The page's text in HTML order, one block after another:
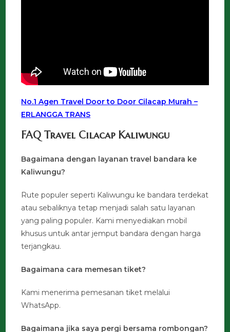
No.1 Agen Travel Door to Door Cilacap Murah –
ERLANGGA TRANS
FAQ Travel Cilacap Kaliwungu
Bagaimana dengan layanan travel bandara ke
Kaliwungu?
Rute populer seperti Kaliwungu ke bandara terdekat
atau sebaliknya tetap menjadi salah satu layanan
yang paling populer. Kami menyediakan mobil
khusus untuk antar jemput bandara dengan harga
terjangkau.
Bagaimana cara memesan tiket?
Kami menerima pemesanan tiket melalui
WhatsApp.
Bagaimana jika saya pergi bersama rombongan?